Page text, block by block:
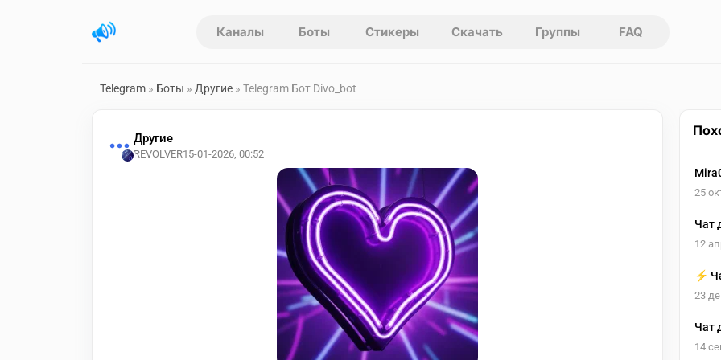
Каналы Боты Стикеры Скачать Группы FAQ
Telegram » Боты » Другие » Telegram Бот Divo_bot
Другие
REVOLVER15-01-2026, 00:52
25
Чат
12
⚡️
23
Чат
14